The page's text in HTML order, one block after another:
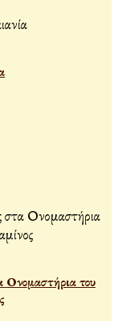
Ονομαστήρια του